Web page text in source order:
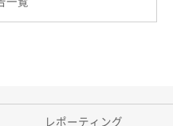
レポーティング